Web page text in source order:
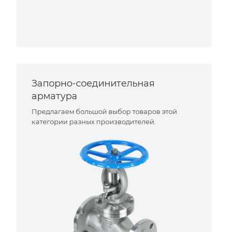
Запорно-соединительная
арматура
Предлагаем большой выбор товаров этой
категории разных производителей.